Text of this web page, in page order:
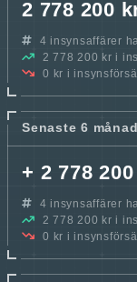
2 778 200
4 insynsaffärer
2 778 200 kr i
0 kr i
Senaste 6
+ 2 778
4 insynsaffärer
2 778 200 kr i
0 kr i